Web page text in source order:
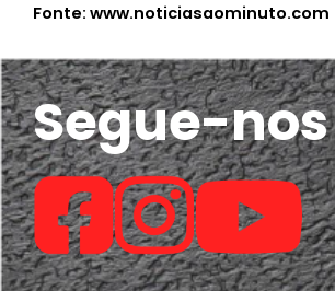
Fonte: www.noticiasaominuto.com
Segue-nos